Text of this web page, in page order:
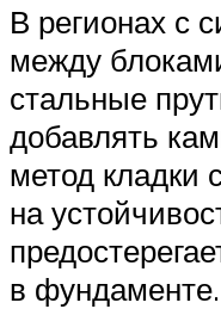
В регионах с
между
стальные
добавлять
метод кладки
на
в фундаменте.